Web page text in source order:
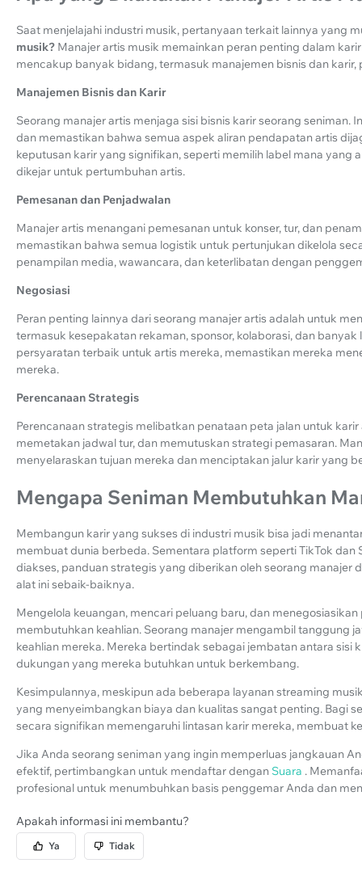
Saat menjelajahi industri musik, pertanyaan terkait lainnya yang
musik? Manajer artis musik memainkan peran penting dalam
mencakup banyak bidang, termasuk manajemen bisnis dan
Manajemen Bisnis dan Karir
Seorang manajer artis menjaga sisi bisnis karir seorang seniman.
dan memastikan bahwa semua aspek aliran pendapatan artis
keputusan karir yang signifikan, seperti memilih label mana yang
dikejar untuk pertumbuhan artis.
Pemesanan dan Penjadwalan
Manajer artis menangani pemesanan untuk konser, tur, dan
memastikan bahwa semua logistik untuk pertunjukan dikelola
penampilan media, wawancara, dan keterlibatan dengan
Negosiasi
Peran penting lainnya dari seorang manajer artis adalah untuk
termasuk kesepakatan rekaman, sponsor, kolaborasi, dan
persyaratan terbaik untuk artis mereka, memastikan mereka
mereka.
Perencanaan Strategis
Perencanaan strategis melibatkan penataan peta jalan untuk
memetakan jadwal tur, dan memutuskan strategi pemasaran.
menyelaraskan tujuan mereka dan menciptakan jalur karir yang
Mengapa Seniman Membutuhkan
Membangun karir yang sukses di industri musik bisa jadi
membuat dunia berbeda. Sementara platform seperti TikTok
diakses, panduan strategis yang diberikan oleh seorang
alat ini sebaik-baiknya.
Mengelola keuangan, mencari peluang baru, dan
membutuhkan keahlian. Seorang manajer mengambil tanggung
keahlian mereka. Mereka bertindak sebagai jembatan antara sisi
dukungan yang mereka butuhkan untuk berkembang.
Kesimpulannya, meskipun ada beberapa layanan streaming
yang menyeimbangkan biaya dan kualitas sangat penting. Bagi
secara signifikan memengaruhi lintasan karir mereka, membuat
Jika Anda seorang seniman yang ingin memperluas jangkauan
efektif, pertimbangkan untuk mendaftar dengan Suara .
profesional untuk menumbuhkan basis penggemar Anda dan
Apakah informasi ini membantu?
Ya Tidak